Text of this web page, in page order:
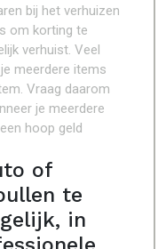
bij het verhuizen
om korting te
verhuist. Veel
meerdere items
Vraag daarom
je meerdere
hoop geld
of
te
in